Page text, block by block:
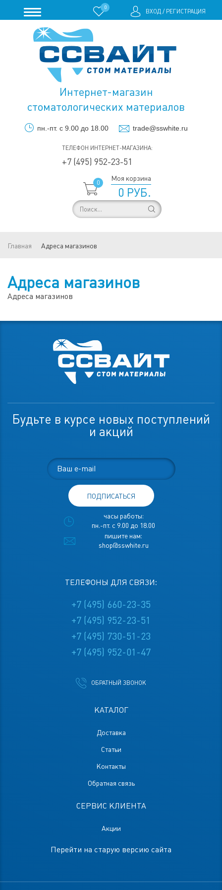
0
ВХОД/ РЕГИСТРАЦИЯ
Интернет-магазин
стоматологических материалов
пн.-пт. с 9.00 до 18.00 trade@sswhite.ru
ТЕЛЕФОН ИНТЕРНЕТ-МАГАЗИНА:
+7 (495) 952-23-51
0
Моя корзина
0 РУБ.
Главная Адреса магазинов
Адреса магазинов
Адреса магазинов
КАТАЛОГ
Доставка
Статьи
Контакты
Обратная связь
СЕРВИС КЛИЕНТА
Акции
Перейти на старую версию сайта
Будьте в курсе новых поступлений
и акций
ПОДПИСАТЬСЯ
часы работы:
пн.-пт. с 9.00 до 18.00
пишите нам:
shop@sswhite.ru
ТЕЛЕФОНЫ ДЛЯ СВЯЗИ:
+7 (495) 660-23-35
+7 (495) 952-23-51
+7 (495) 730-51-23
+7 (495) 952-01-47
ОБРАТНЫЙ ЗВОНОК